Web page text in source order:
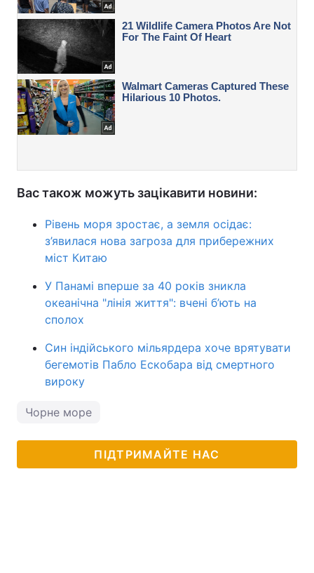
Вас також можуть зацікавити новини:
Рівень моря зростає, а земля осідає:
з’явилася нова загроза для прибережних
міст Китаю
У Панамі вперше за 40 років зникла
океанічна "лінія життя": вчені б’ють на
сполох
Син індійського мільярдера хоче врятувати
бегемотів Пабло Ескобара від смертного
вироку
Чорне море
ПІДТРИМАЙТЕ НАС